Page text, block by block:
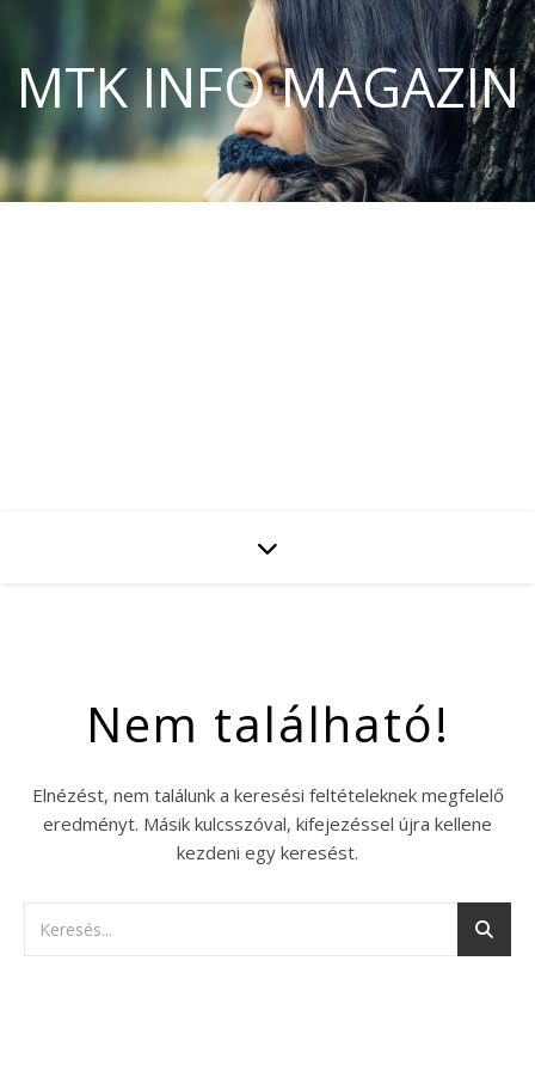
MTK INFO MAGAZIN
Nem található!
Elnézést, nem találunk a keresési feltételeknek megfelelő
eredményt. Másik kulcsszóval, kifejezéssel újra kellene
kezdeni egy keresést.